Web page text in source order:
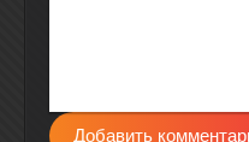
Добавить